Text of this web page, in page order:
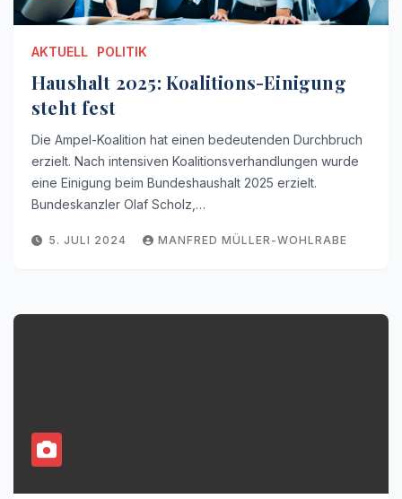
AKTUELL POLITIK
Haushalt 2025: Koalitions-Einigung
steht fest
Die Ampel-Koalition hat einen bedeutenden Durchbruch
erzielt. Nach intensiven Koalitionsverhandlungen wurde
eine Einigung beim Bundeshaushalt 2025 erzielt.
Bundeskanzler Olaf Scholz,…
5. JULI 2024 MANFRED MÜLLER-WOHLRABE